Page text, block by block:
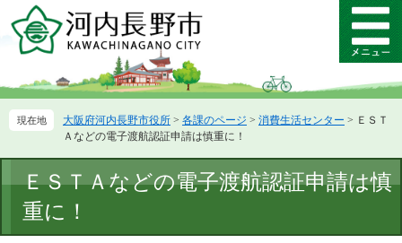
ー
先
ニ
を
て
メ
ニ
ー
大阪府河内長野市役所 > 各課のページ > 消費生活センター > ＥＳＴ
Ａなどの電子渡航認証申請は慎重に！
文
ＥＳＴＡなどの電子渡航認証申請は慎
重に！